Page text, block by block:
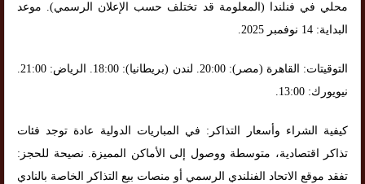
محلي في فنلندا (المعلومة قد تختلف حسب الإعلان الرسمي). موعد
البداية: 14 نوفمبر 2025.
التوقيتات: القاهرة (مصر): 20:00. لندن (بريطانيا): 18:00. الرياض: 21:00.
نيويورك: 13:00.
كيفية الشراء وأسعار التذاكر: في المباريات الدولية عادة توجد فئات
تذاكر اقتصادية، متوسطة ووصول إلى الأماكن المميزة. نصيحة للحجز:
تفقد موقع الاتحاد الفنلندي الرسمي أو منصات بيع التذاكر الخاصة بالنادي